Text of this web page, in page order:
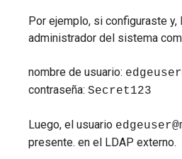
Por ejemplo, si configuraste
administrador del sistema
nombre de usuario:
contraseña: Secret123
Luego, el usuario
presente. en el LDAP externo.